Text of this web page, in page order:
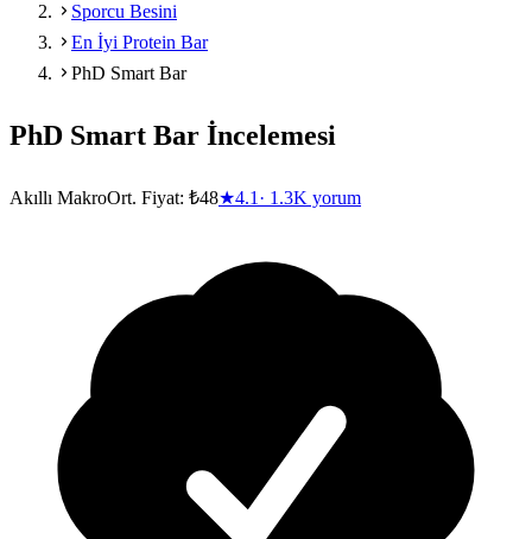
Sporcu Besini
En İyi Protein Bar
PhD Smart Bar
PhD Smart Bar İncelemesi
Akıllı MakroOrt. Fiyat: ₺48★4.1 · 1.3K yorum